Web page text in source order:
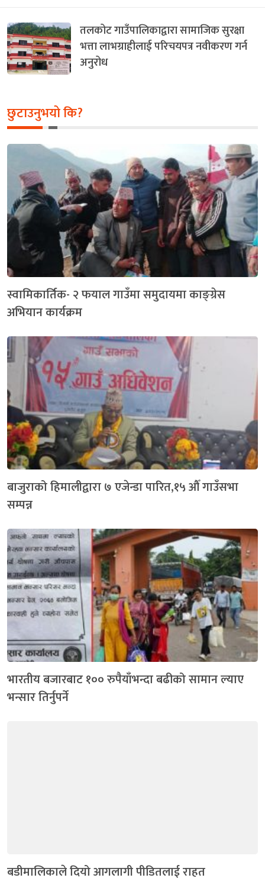
तलकोट गाउँपालिकाद्वारा सामाजिक सुरक्षा
भत्ता लाभग्राहीलाई परिचयपत्र नवीकरण गर्न
अनुरोध
छुटाउनुभयो कि?
स्वामिकार्तिक- २ फयाल गाउँमा समुदायमा काङ्ग्रेस
अभियान कार्यक्रम
बाजुराको हिमालीद्वारा ७ एजेन्डा पारित,१५ औँ गाउँसभा
सम्पन्न
भारतीय बजारबाट १०० रुपैयाँभन्दा बढीको सामान ल्याए
भन्सार तिर्नुपर्ने
बडीमालिकाले दियो आगलागी पीडितलाई राहत